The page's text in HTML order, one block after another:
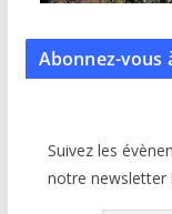
Abonnez-vous
Suivez les
notre newsletter !